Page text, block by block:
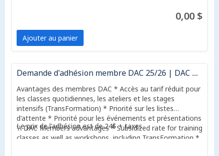
0,00 $
Ajouter au panier
Demande d'adhésion membre DAC 25/26 | DAC Membership application 25/26
Avantages des membres DAC * Accès au tarif réduit pour
les classes quotidiennes, les ateliers et les stages
intensifs (TransFormation) * Priorité sur les listes
d'attente * Priorité pour les événements et présentations
\\ DAC Members advantages * Subsidized rate for training
classes as well as workshops, including TransFormation *
Le prix de l'adhésion est de 24$ + taxes